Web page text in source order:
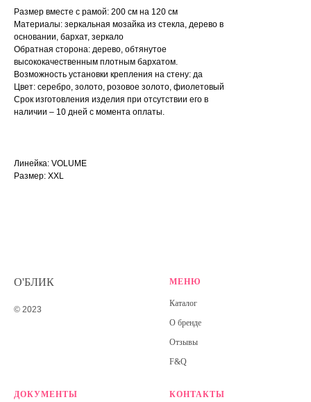
Размер вместе с рамой: 200 см на 120 см
Материалы: зеркальная мозайка из стекла, дерево в
основании, бархат, зеркало
Обратная сторона: дерево, обтянутое
высококачественным плотным бархатом.
Возможность установки крепления на стену: да
Цвет: серебро, золото, розовое золото, фиолетовый
Срок изготовления изделия при отсутствии его в
наличии – 10 дней с момента оплаты.
Линейка: VOLUME
Размер: XXL
О'БЛИК
© 2023
МЕНЮ
Каталог
О бренде
Отзывы
F&Q
ДОКУМЕНТЫ КОНТАКТЫ